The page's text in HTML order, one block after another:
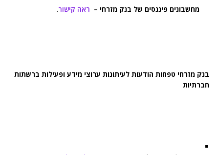
מחשבונים פיננסים של בנק מזרחי – ראה קישור.
בנק מזרחי טפחות הודעות לעיתונות ערוצי מידע ופעילות ברשתות
חברתיות